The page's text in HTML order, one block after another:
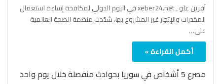
آفرين علو ـ xeber24.net في اليوم الدولي لمكافحة إساءة استعمال
المخدرات والإتجار غير المشروع بها، شدّدت منظمة الصحة العالمية
على…
أكمل القراءة »
مصرع 5 أشخاص في سوريا بحوادث منفصلة خلال يوم واحد